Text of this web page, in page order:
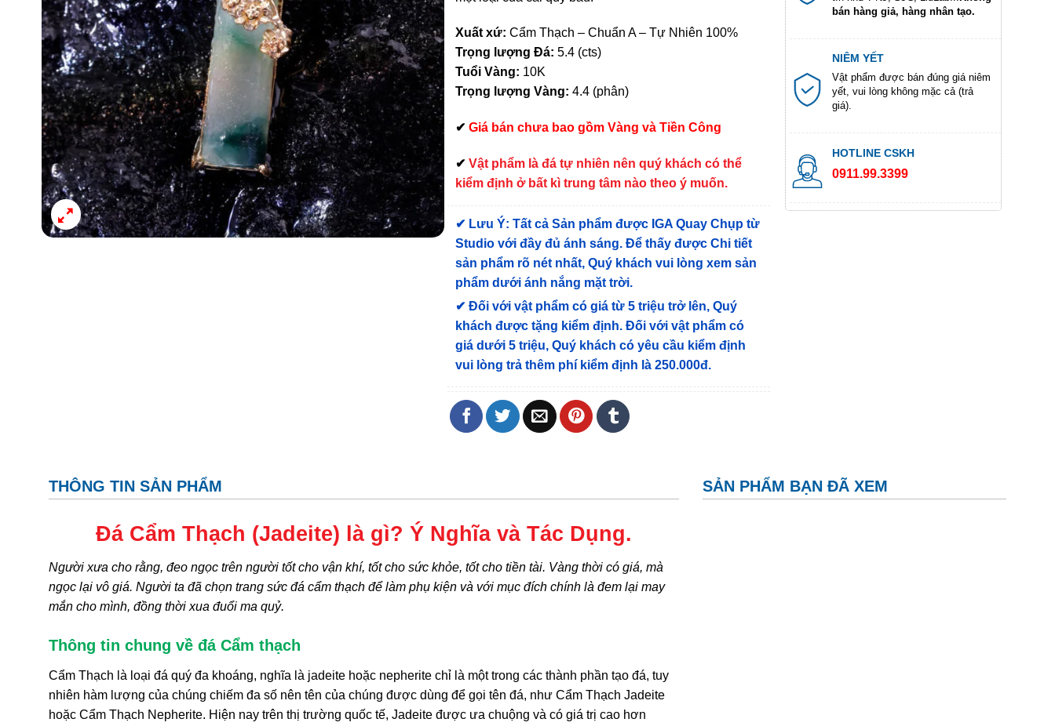
Xuất xứ: Cẩm Thạch – Chuẩn A – Tự Nhiên 100%
Trọng lượng Đá: 5.4 (cts)
Tuổi Vàng: 10K
Trọng lượng Vàng: 4.4 (phân)
✔Giá bán chưa bao gồm Vàng và Tiền Công
✔Vật phẩm là đá tự nhiên nên quý khách có thể
kiểm định ở bất kì trung tâm nào theo ý muốn.
✔ Lưu Ý: Tất cả Sản phẩm được IGA Quay Chụp từ
Studio với đầy đủ ánh sáng. Để thấy được Chi tiết
sản phẩm rõ nét nhất, Quý khách vui lòng xem sản
phẩm dưới ánh nắng mặt trời.
✔Đối với vật phẩm có giá từ 5 triệu trở lên, Quý
khách được tặng kiểm định. Đối với vật phẩm có
giá dưới 5 triệu, Quý khách có yêu cầu kiểm định
vui lòng trả thêm phí kiểm định là 250.000đ.
bán hàng giả, hàng nhân tạo.
NIÊM YẾT
Vật phẩm được bán đúng giá niêm
yết, vui lòng không mặc cả (trả
giá).
HOTLINE CSKH
0911.99.3399
THÔNG TIN SẢN PHẨM
Đá Cẩm Thạch (Jadeite) là gì? Ý Nghĩa và Tác Dụng.
Người xưa cho rằng, đeo ngọc trên người tốt cho vận khí, tốt cho sức khỏe, tốt cho tiền tài. Vàng thời có giá, mà
ngọc lại vô giá. Người ta đã chọn trang sức đá cẩm thạch để làm phụ kiện và với mục đích chính là đem lại may
mắn cho mình, đồng thời xua đuổi ma quỷ.
Thông tin chung về đá Cẩm thạch
Cẩm Thạch là loại đá quý đa khoáng, nghĩa là jadeite hoặc nepherite chỉ là một trong các thành phần tạo đá, tuy
nhiên hàm lượng của chúng chiếm đa số nên tên của chúng được dùng để gọi tên đá, như Cẩm Thạch Jadeite
hoặc Cẩm Thạch Nepherite. Hiện nay trên thị trường quốc tế, Jadeite được ưa chuộng và có giá trị cao hơn
SẢN PHẨM BẠN ĐÃ XEM